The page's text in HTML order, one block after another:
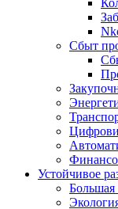
Сбыт
Устойчивое
Большая